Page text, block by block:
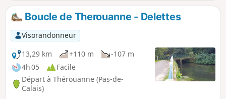
Boucle de Therouanne - Delettes
Visorandonneur
13,29 km
+110 m
-107 m
4h 05
Facile
Départ à Thérouanne (Pas-de-
Calais)